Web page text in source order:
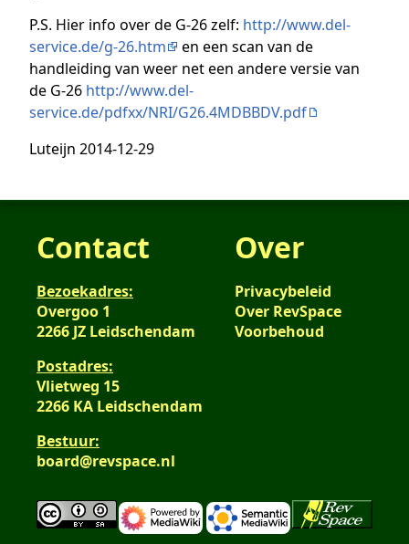
P.S. Hier info over de G-26 zelf: http://www.del-
service.de/g-26.htm
en een scan van de
handleiding van weer net een andere versie van
de G-26 http://www.del-
service.de/pdfxx/NRI/G26.4MDBBDV.pdf
Luteijn 2014-12-29
Contact
Bezoekadres:
Overgoo 1
2266 JZ Leidschendam
Postadres:
Vlietweg 15
2266 KA Leidschendam
Bestuur:
board@revspace.nl
Over
Privacybeleid
Over RevSpace
Voorbehoud